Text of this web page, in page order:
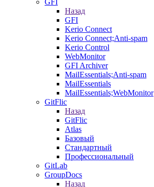
GFI
Назад
GFI
Kerio Connect
Kerio Connect;Anti-spam
Kerio Control
WebMonitor
GFI Archiver
MailEssentials;Anti-spam
MailEssentials
MailEssentials;WebMonitor
GitFlic
Назад
GitFlic
Atlas
Базовый
Стандартный
Профессиональный
GitLab
GroupDocs
Назад